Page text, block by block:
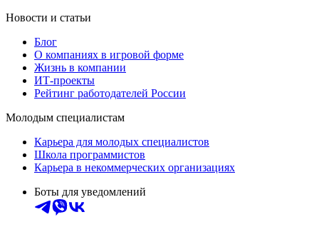
Новости и статьи
Блог
О компаниях в игровой форме
Жизнь в компании
ИТ-проекты
Рейтинг работодателей России
Молодым специалистам
Карьера для молодых специалистов
Школа программистов
Карьера в некоммерческих организациях
Боты для уведомлений